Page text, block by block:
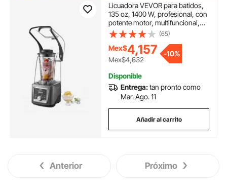
Licuadora VEVOR para batidos,
135 oz, 1400 W, profesional, con
potente motor, multifuncional,
con tapa antirruido para batidos,
zumos y zumos, ideal para la
cocina.
(65)
Mex$4,157
Mex$4,632
-10%
Disponible
Entrega:tan pronto como
Mar. Ago. 11
Añadir al carrito
Anterior Próximo